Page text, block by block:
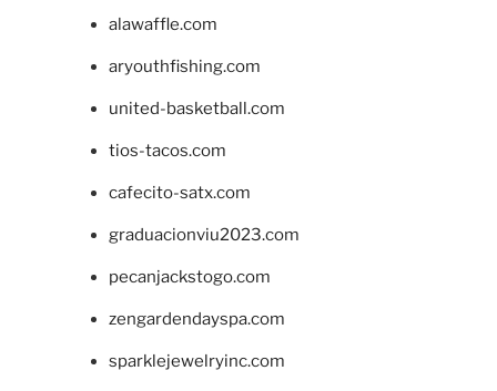
alawaffle.com
aryouthfishing.com
united-basketball.com
tios-tacos.com
cafecito-satx.com
graduacionviu2023.com
pecanjackstogo.com
zengardendayspa.com
sparklejewelryinc.com